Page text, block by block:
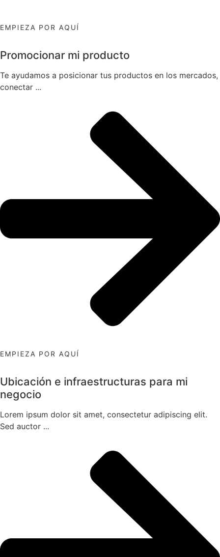
EMPIEZA POR AQUÍ
Promocionar mi producto
Te ayudamos a posicionar tus productos en los mercados,
conectar ...
EMPIEZA POR AQUÍ
Ubicación e infraestructuras para mi
negocio
Lorem ipsum dolor sit amet, consectetur adipiscing elit.
Sed auctor ...